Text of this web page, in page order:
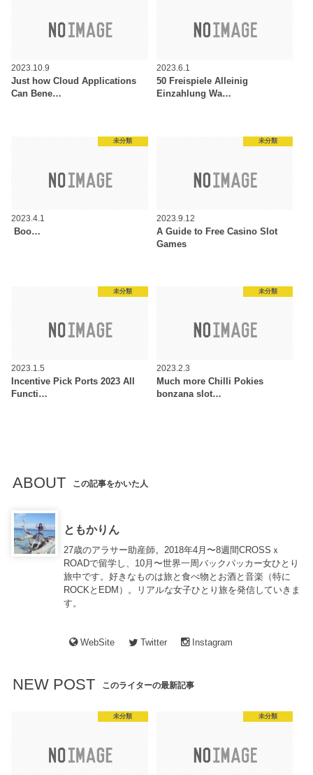
2023.10.9
Just how Cloud Applications
Can Bene…
2023.6.1
50 Freispiele Alleinig
Einzahlung Wa…
未分類
2023.4.1
️️️️ Boo…
未分類
2023.9.12
A Guide to Free Casino Slot
Games
未分類
2023.1.5
Incentive Pick Ports 2023 All
Functi…
未分類
2023.2.3
Much more Chilli Pokies
bonzana slot…
ABOUT この記事をかいた人
ともかりん
27歳のアラサー助産師。2018年4月〜8週間CROSSｘ
ROADで留学し、10月〜世界一周バックパッカー女ひとり
旅中です。好きなものは旅と食べ物とお酒と音楽（特に
ROCKとEDM）。リアルな女子ひとり旅を発信していきま
す。
WebSite Twitter Instagram
NEW POST このライターの最新記事
未分類 未分類